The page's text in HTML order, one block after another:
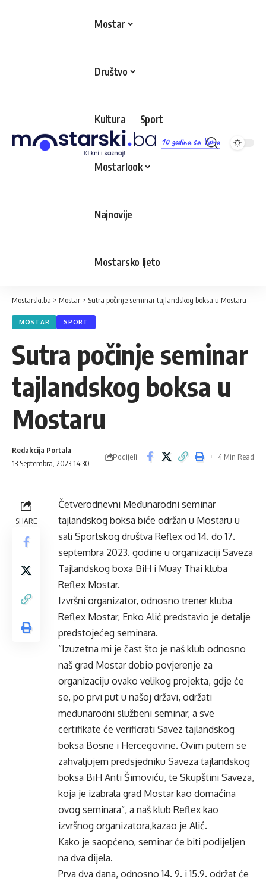
10 godina sa Vama
Mostar
Društvo
Kultura Sport
Mostarlook
Najnovije
Mostarsko ljeto
Mostarski.ba > Mostar > Sutra počinje seminar tajlandskog boksa u Mostaru
MOSTAR SPORT
Sutra počinje seminar
tajlandskog boksa u
Mostaru
13 Septembra, 2023 14:30
Redakcija Portala
Podijeli 4 Min Read
SHARE
Četverodnevni Međunarodni seminar
tajlandskog boksa biće održan u Mostaru u
sali Sportskog društva Reflex od 14. do 17.
septembra 2023. godine u organizaciji Saveza
Tajlandskog boxa BiH i Muay Thai kluba
Reflex Mostar.
Izvršni organizator, odnosno trener kluba
Reflex Mostar, Enko Alić predstavio je detalje
predstojećeg seminara.
“Izuzetna mi je čast što je naš klub odnosno
naš grad Mostar dobio povjerenje za
organizaciju ovako velikog projekta, gdje će
se, po prvi put u našoj državi, održati
međunarodni službeni seminar, a sve
certifikate će verificrati Savez tajlandskog
boksa Bosne i Hercegovine. Ovim putem se
zahvaljujem predsjedniku Saveza tajlandskog
boksa BiH Anti Šimoviću, te Skupštini Saveza,
koja je izabrala grad Mostar kao domaćina
ovog seminara”, a naš klub Reflex kao
izvršnog organizatora,kazao je Alić.
Kako je saopćeno, seminar će biti podijeljen
na dva dijela.
Prva dva dana, odnosno 14. 9. i 15.9. održat će